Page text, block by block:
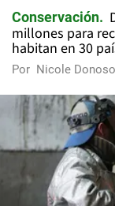
Conservación
millones para
habitan en 30
Por Nicole